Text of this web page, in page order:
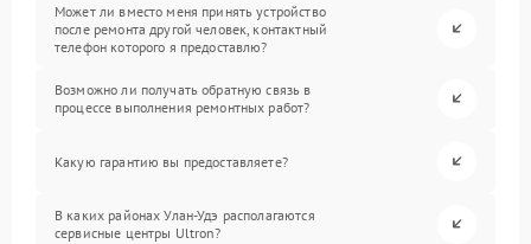
Может ли вместо меня принять устройство
после ремонта другой человек, контактный
телефон которого я предоставлю?
Возможно ли получать обратную связь в
процессе выполнения ремонтных работ?
Какую гарантию вы предоставляете?
В каких районах Улан-Удэ располагаются
сервисные центры Ultron?